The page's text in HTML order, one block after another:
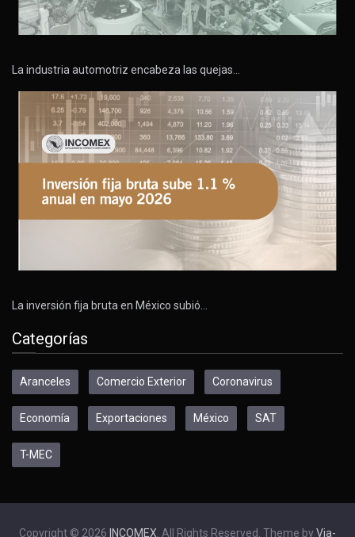
La industria automotriz encabeza las quejas…
La inversión fija bruta en México subió…
Categorías
Aranceles Comercio Exterior Coronavirus
Economía Exportaciones México SAT
T-MEC
Copyright © 2026 INCOMEX . All Rights Reserved. Theme by Via-